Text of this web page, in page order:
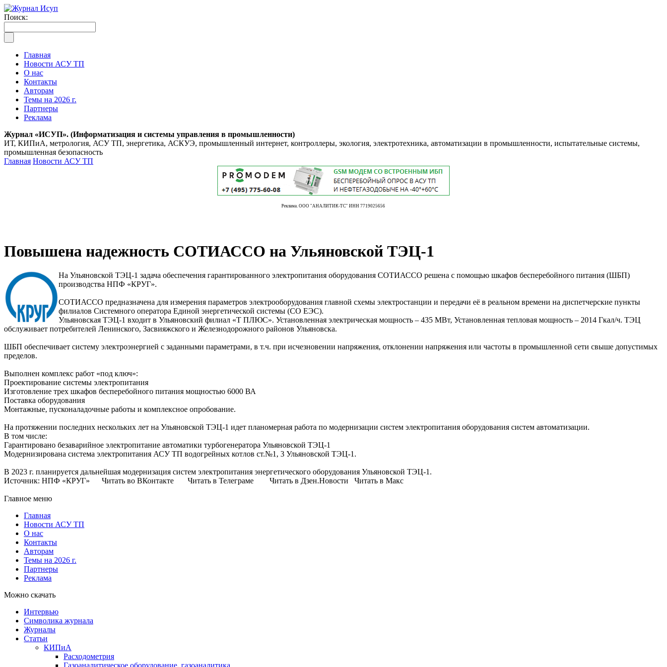
Поиск:
Главная
Новости АСУ ТП
О нас
Контакты
Авторам
Темы на 2026 г.
Партнеры
Реклама
Журнал «ИСУП». (Информатизация и системы управления в промышленности)
ИТ, КИПиА, метрология, АСУ ТП, энергетика, АСКУЭ, промышленный интернет, контроллеры, экология, электротехника, автоматизации в промышленности, испытательные системы,
промышленная безопасность
Главная Новости АСУ ТП
Реклама. ООО "АНАЛИТИК-ТС" ИНН 7719025656
Повышена надежность СОТИАССО на Ульяновской ТЭЦ-1
На Ульяновской ТЭЦ-1 задача обеспечения гарантированного электропитания оборудования СОТИАССО решена с помощью шкафов бесперебойного питания (ШБП)
производства НПФ «КРУГ».
СОТИАССО предназначена для измерения параметров электрооборудования главной схемы электростанции и передачи её в реальном времени на диспетчерские пункты
филиалов Системного оператора Единой энергетической системы (СО ЕЭС).
Ульяновская ТЭЦ-1 входит в Ульяновский филиал «Т ПЛЮС». Установленная электрическая мощность – 435 МВт, Установленная тепловая мощность – 2014 Гкал/ч. ТЭЦ
обслуживает потребителей Ленинского, Засвияжского и Железнодорожного районов Ульяновска.
ШБП обеспечивает систему электроэнергией с заданными параметрами, в т.ч. при исчезновении напряжения, отклонении напряжения или частоты в промышленной сети свыше допустимых
пределов.
Выполнен комплекс работ «под ключ»:
Проектирование системы электропитания
Изготовление трех шкафов бесперебойного питания мощностью 6000 ВА
Поставка оборудования
Монтажные, пусконаладочные работы и комплексное опробование.
На протяжении последних нескольких лет на Ульяновской ТЭЦ-1 идет планомерная работа по модернизации систем электропитания оборудования систем автоматизации.
В том числе:
Гарантировано безаварийное электропитание автоматики турбогенератора Ульяновской ТЭЦ-1
Модернизирована система электропитания АСУ ТП водогрейных котлов ст.№1, 3 Ульяновской ТЭЦ-1.
В 2023 г. планируется дальнейшая модернизация систем электропитания энергетического оборудования Ульяновской ТЭЦ-1.
Источник: НПФ «КРУГ» Читать во ВКонтакте Читать в Телеграме Читать в Дзен.Новости Читать в Макс
Главное меню
Главная
Новости АСУ ТП
О нас
Контакты
Авторам
Темы на 2026 г.
Партнеры
Реклама
Можно скачать
Интервью
Символика журнала
Журналы
Статьи
КИПиА
Расходометрия